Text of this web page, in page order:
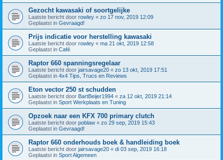
Gezocht kawasaki of soortgelijke
Laatste bericht door rowley « zo 17 nov, 2019 12:09
Geplaatst in Gevraagd!
Prijs indicatie voor herstelling kawasaki
Laatste bericht door rowley « ma 21 okt, 2019 12:58
Geplaatst in Café
Raptor 660 spanningsregelaar
Laatste bericht door jairsavage20 « zo 13 okt, 2019 17:51
Geplaatst in 4x4 Tips, Trucs en Reviews
Eton vector 250 st schudden
Laatste bericht door BartBeijer1994 « za 12 okt, 2019 21:14
Geplaatst in Sport Werkplaats en Tuning
Opzoek naar een KFX 700 primary clutch
Laatste bericht door poblaw « zo 29 sep, 2019 15:43
Geplaatst in Gevraagd!
Raptor 660 onderhouds boek & handleiding boek
Laatste bericht door jairsavage20 « di 03 sep, 2019 16:18
Geplaatst in Sport Algemeen